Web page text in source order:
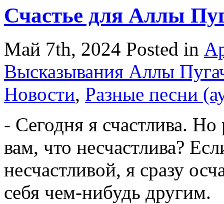
Счастье для Аллы
Май 7th, 2024 Posted in
Высказывания Аллы
Новости, Разные песни
- Сегодня я счастлива. Но
вам, что несчастлива?
несчастливой, я сразу
себя чем-нибудь другим.